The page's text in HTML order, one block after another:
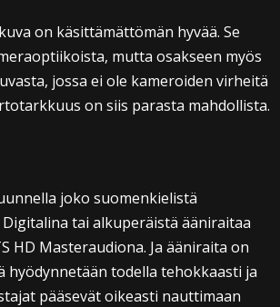
on käsittämättömän hyvää. Se
mutta osakseen myös
jossa ei ole kameroiden virheitä
on siis parasta mahdollista.
joko suomenkielistä
tai alkuperäistä ääniraitaa
HD Masteraudiona. Ja ääniraita on
hyödynnetään todella tehokkaasti ja
pääsevät oikeasti nauttimaan